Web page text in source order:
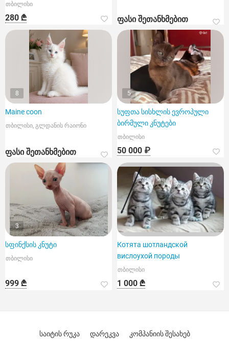
თბილისი
280 ₾ ფასი შეთანხმებით
8
Maine coon
თბილისი, გლდანის რაიონი
ფასი შეთანხმებით
5
სუფთა სისხლის ევროპული
ბირმული კნუტები
თბილისი
50 000 ₽
3
სფინქსის კნუტი
თბილისი
999 ₾
Котята шотландской
вислоухой породы
თბილისი
1 000 ₾
საიტის რუკა დარეკვა კომპანიის შესახებ